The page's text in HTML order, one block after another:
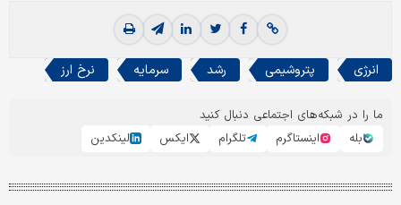
انرژی پتروشیمی رشد سرمایه نرخ ارز
ما را در شبکه‌های اجتماعی دنبال کنید
بله
اینستاگرم تلگرام ایکس لینکدین